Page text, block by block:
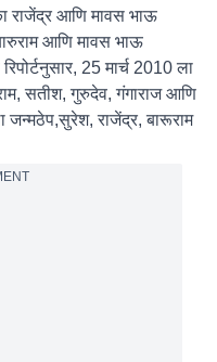
राजेंद्र आणि मावस भाऊ
आणि मावस भाऊ
25 मार्च 2010 ला
सतीश, गुरुदेव, गंगाराज आणि
जन्मठेप,सुरेश, राजेंद्र, बारूराम